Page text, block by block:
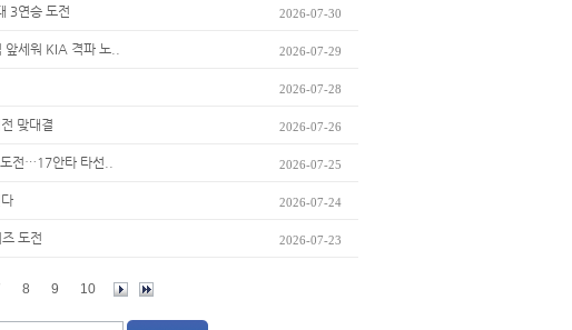
3연승 도전 2026-07-30
세워 KIA 격파 노.. 2026-07-29
2026-07-28
맞대결 2026-07-26
전…17안타 타선.. 2026-07-25
2026-07-24
도전 2026-07-23
8 9 10